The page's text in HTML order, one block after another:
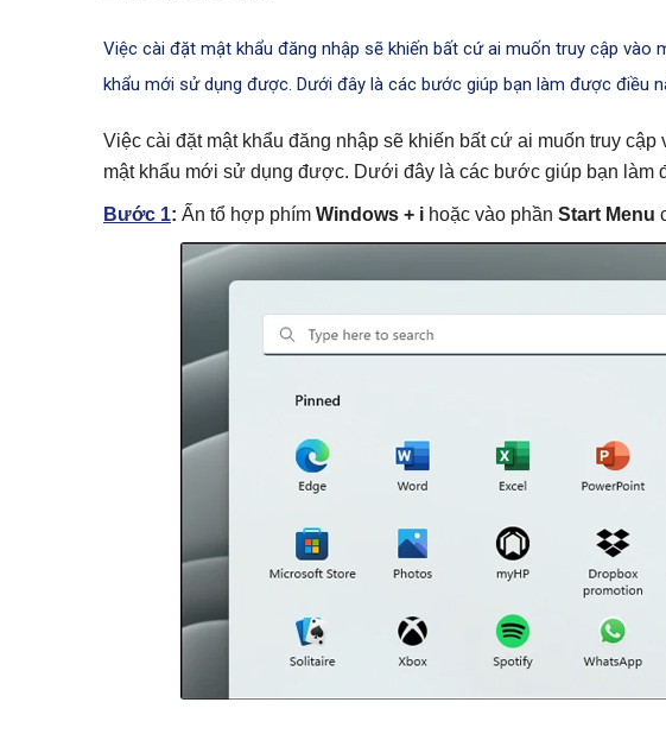
Việc cài đặt mật khẩu đăng nhập sẽ khiến bất cứ ai muốn truy cập vào
khẩu mới sử dụng được. Dưới đây là các bước giúp bạn làm được điều
Việc cài đặt mật khẩu đăng nhập sẽ khiến bất cứ ai muốn truy
mật khẩu mới sử dụng được. Dưới đây là các bước giúp bạn làm
Bước 1: Ấn tổ hợp phím Windows + i hoặc vào phần Start Menu